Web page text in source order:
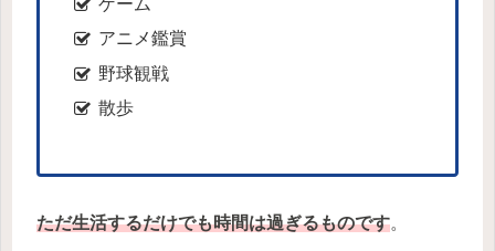
ゲーム
アニメ鑑賞
野球観戦
散歩
ただ生活するだけでも時間は過ぎるものです。